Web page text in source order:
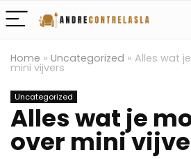
Home » Uncategorized » Alles wat
mini vijvers
Uncategorized
Alles wat je
over mini